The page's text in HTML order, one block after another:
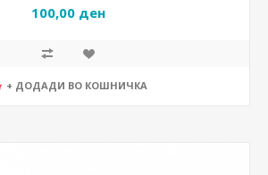
100,00 ден
+ ДОДАДИ ВО КОШНИЧКА